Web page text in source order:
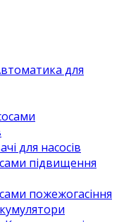
для
для насосів
підвищення
пожежогасіння